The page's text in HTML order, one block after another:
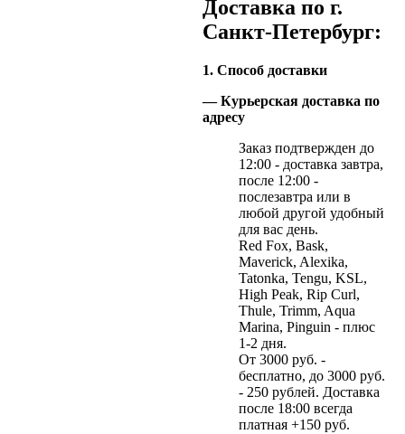
Доставка по г.
Санкт-Петербург:
1. Способ доставки
— Курьерская доставка по
адресу
Заказ подтвержден до
12:00 - доставка завтра,
после 12:00 -
послезавтра или в
любой другой удобный
для вас день.
Red Fox, Bask,
Maverick, Alexika,
Tatonka, Tengu, KSL,
High Peak, Rip Curl,
Thule, Trimm, Aqua
Marina, Pinguin - плюс
1-2 дня.
От 3000 руб. -
бесплатно, до 3000 руб.
- 250 рублей. Доставка
после 18:00 всегда
платная +150 руб.